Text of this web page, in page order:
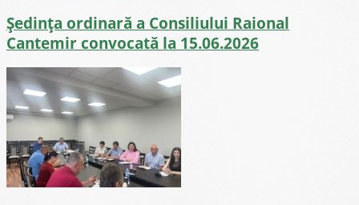
Ședința ordinară a Consiliului Raional
Cantemir convocată la 15.06.2026